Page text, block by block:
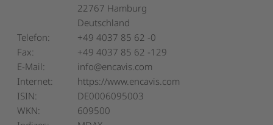
22767 Hamburg
Deutschland
Telefon:
+49 4037 85 62 -0
Fax:
+49 4037 85 62 -129
E-Mail:
info@encavis.com
Internet:
https://www.encavis.com
ISIN:
DE0006095003
WKN:
609500